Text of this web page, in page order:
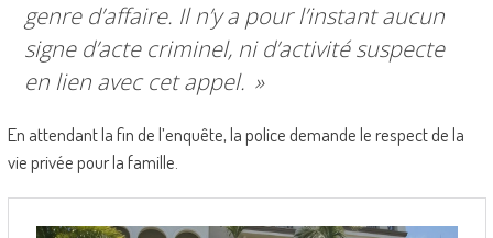
genre d’affaire. Il n’y a pour l’instant aucun
signe d’acte criminel, ni d’activité suspecte
en lien avec cet appel. »
En attendant la fin de l’enquête, la police demande le respect de la
vie privée pour la famille.